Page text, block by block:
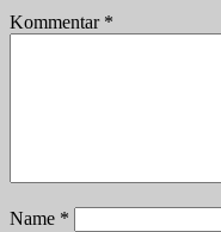
Kommentar *
Name *